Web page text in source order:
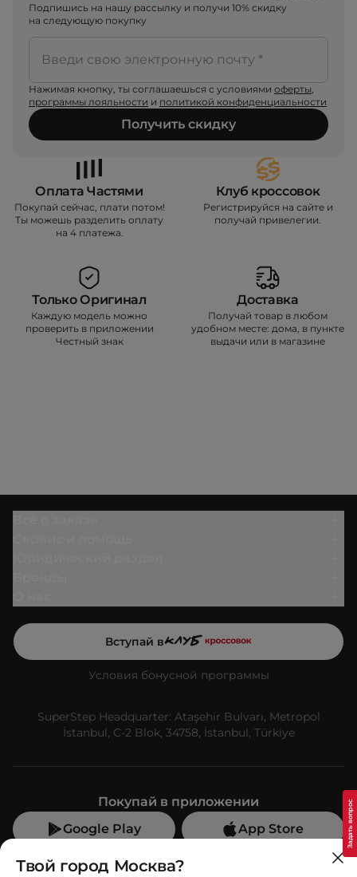
Подпишись на нашу рассылку и получи 10% скидку
на следующую покупку
Введи свою электронную почту *
Нажимая кнопку, ты соглашаешься с условиями оферты
программы лояльности и политикой конфиденциальности
Получить скидку
Оплата Частями
Покупай сейчас, плати потом!
Ты можешь разделить оплату
на 4 платежа.
Клуб кроссовок
Регистрируйся на сайте и
получай привелегии.
Только Оригинал
Каждую модель можно
проверить в приложении
Честный знак
Доставка
Получай товар в любом
удобном месте: дома, в пункте
выдачи или в магазине
Вступай в
Условия бонусной программы
SuperStep Headquarter: Ataşehir Bulvarı, Metropol
İstanbul, C-2 Blok, 34758, İstanbul, Türkiye
Покупай в приложении
Google Play
App Store
Мы в социальных сетях
Твой город Москва?